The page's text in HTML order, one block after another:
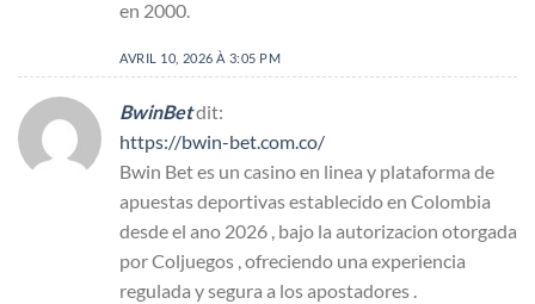
en 2000.
AVRIL 10, 2026 À 3:05 PM
BwinBetdit:
https://bwin-bet.com.co/
Bwin Bet es un casino en linea y plataforma de
apuestas deportivas establecido en Colombia
desde el ano 2026 , bajo la autorizacion otorgada
por Coljuegos , ofreciendo una experiencia
regulada y segura a los apostadores .